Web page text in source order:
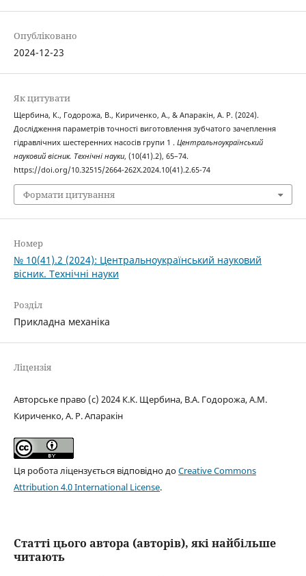
Опубліковано
2024-12-23
Як цитувати
Щербина, К., Годорожа, В., Кириченко, А., & Апаракін, А. Р. (2024).
Дослідження параметрів точності виготовлення зубчатого зачеплення
гідравлічних шестеренних насосів групи 1 . Центральноукраїнський
науковий вісник. Технічні науки, (10(41).2), 65–74.
https://doi.org/10.32515/2664-262X.2024.10(41).2.65-74
Формати цитування
Номер
№ 10(41).2 (2024): Центральноукраїнський науковий
вісник. Технічні науки
Розділ
Прикладна механіка
Ліцензія
Авторське право (c) 2024 К.К. Щербина, В.А. Годорожа, А.М.
Кириченко, А. Р. Апаракін
Ця робота ліцензується відповідно доCreative Commons
Attribution 4.0 International License.
Статті цього автора (авторів), які найбільше
читають